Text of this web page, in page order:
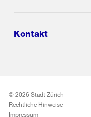
Kontakt
© 2026 Stadt Zürich
Rechtliche Hinweise
Impressum